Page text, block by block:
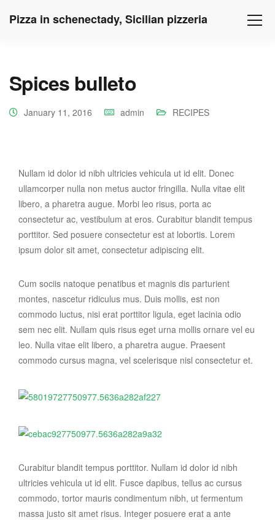
Pizza in schenectady, Sicilian pizzeria
Spices bulleto
January 11, 2016 admin RECIPES
Nullam id dolor id nibh ultricies vehicula ut id elit. Donec
ullamcorper nulla non metus auctor fringilla. Nulla vitae elit
libero, a pharetra augue. Morbi leo risus, porta ac
consectetur ac, vestibulum at eros. Curabitur blandit tempus
porttitor. Sed posuere consectetur est at lobortis. Lorem
ipsum dolor sit amet, consectetur adipiscing elit.
Cum sociis natoque penatibus et magnis dis parturient
montes, nascetur ridiculus mus. Duis mollis, est non
commodo luctus, nisi erat porttitor ligula, eget lacinia odio
sem nec elit. Nullam quis risus eget urna mollis ornare vel eu
leo. Nulla vitae elit libero, a pharetra augue. Praesent
commodo cursus magna, vel scelerisque nisl consectetur et.
Curabitur blandit tempus porttitor. Nullam id dolor id nibh
ultricies vehicula ut id elit. Fusce dapibus, tellus ac cursus
commodo, tortor mauris condimentum nibh, ut fermentum
massa justo sit amet risus. Integer posuere erat a ante